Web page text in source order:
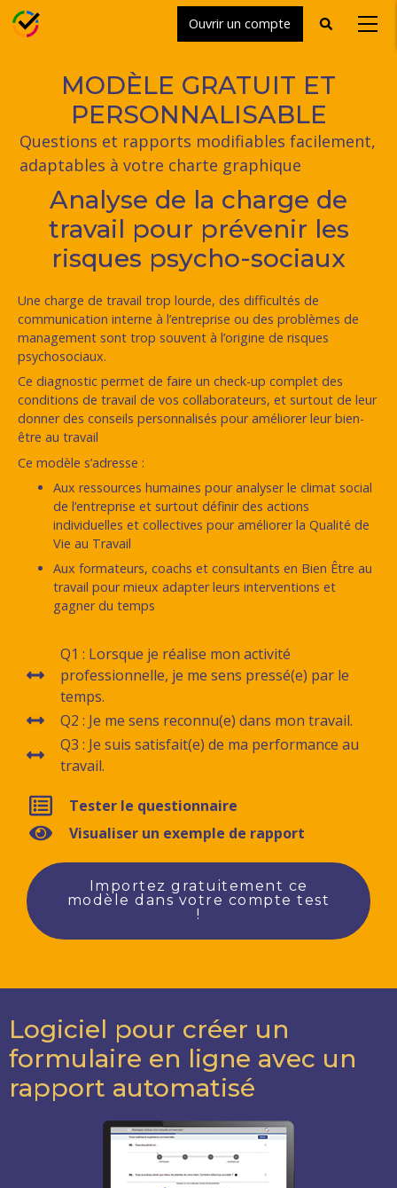
Ouvrir un compte Toggle
MODÈLE GRATUIT ET
PERSONNALISABLE
Questions et rapports modifiables facilement,
adaptables à votre charte graphique
Analyse de la charge de
travail pour prévenir les
risques psycho-sociaux
Une charge de travail trop lourde, des difficultés de
communication interne à l’entreprise ou des problèmes de
management sont trop souvent à l’origine de risques
psychosociaux.
Ce diagnostic permet de faire un check-up complet des
conditions de travail de vos collaborateurs, et surtout de leur
donner des conseils personnalisés pour améliorer leur bien-
être au travail
Ce modèle s’adresse :
Aux ressources humaines pour analyser le climat social
de l’entreprise et surtout définir des actions
individuelles et collectives pour améliorer la Qualité de
Vie au Travail
Aux formateurs, coachs et consultants en Bien Être au
travail pour mieux adapter leurs interventions et
gagner du temps
Q1 : Lorsque je réalise mon activité
professionnelle, je me sens pressé(e) par le
temps.
Q2 : Je me sens reconnu(e) dans mon travail.
Q3 : Je suis satisfait(e) de ma performance au
travail.
Tester le questionnaire
Visualiser un exemple de rapport
Importez gratuitement ce
modèle dans votre compte test
!
Logiciel pour créer un
formulaire en ligne avec un
rapport automatisé